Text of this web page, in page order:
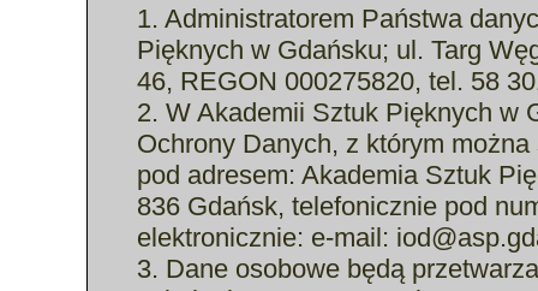
1. Administratorem Państwa
Pięknych w Gdańsku; ul. Targ
46, REGON 000275820, tel. 58
2. W Akademii Sztuk Pięknych w
Ochrony Danych, z którym
pod adresem: Akademia Sztuk
836 Gdańsk, telefonicznie pod
elektronicznie: e-mail:
3. Dane osobowe będą